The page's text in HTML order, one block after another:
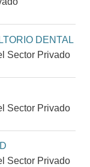
DENTAL
Sector Privado
Sector Privado
Sector Privado